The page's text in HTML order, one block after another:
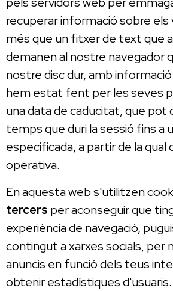
recuperar informació sobre els
més que un fitxer de text que
demanen al nostre navegador
nostre disc dur, amb
hem estat fent per les seves
una data de caducitat, que pot
temps que duri la sessió fins a
especificada, a partir de la qual
operativa.
En aquesta web s'utilitzen
tercers per aconseguir que
experiència de navegació,
contingut a xarxes socials,
anuncis en funció dels teus
obtenir estadístiques d'usuaris.